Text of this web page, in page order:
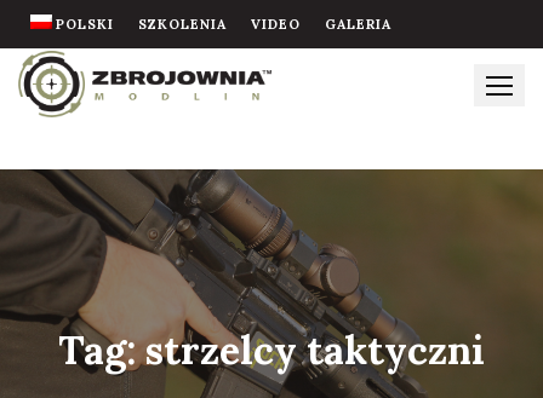
Skip
to
content
POLSKI SZKOLENIA VIDEO GALERIA
Tag:strzelcy taktyczni